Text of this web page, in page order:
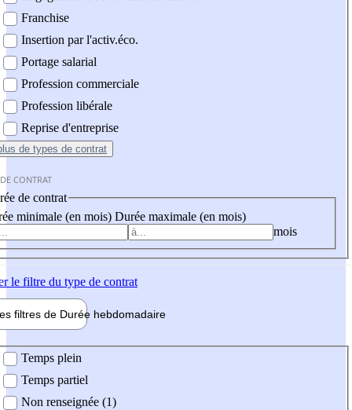
Franchise
Insertion par l'activ.éco.
Portage salarial
Profession commerciale
Profession libérale
Reprise d'entreprise
de types de contrat
CONTRAT
de contrat
minimale (en mois) Durée maximale (en mois)
mois
le filtre du type de contrat
filtres de Durée hebdomadaire
Temps plein
Temps partiel
Non renseignée (1)